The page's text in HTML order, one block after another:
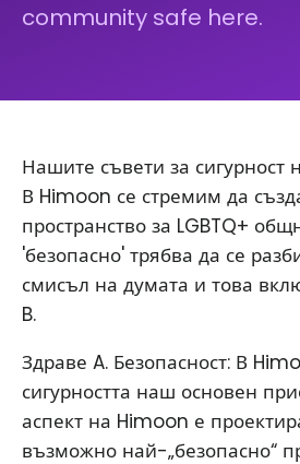
community safe here.
Нашите съвети за сигурност
В Himoon се стремим да
пространство за LGBTQ+
'безопасно' трябва да се
смисъл на думата и това
B.
Здраве A. Безопасност: В
сигурността наш основен
аспект на Himoon е
възможно най-„безопасно“